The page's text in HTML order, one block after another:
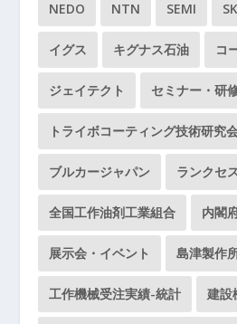
NEDO NTN SEMI
イグス キグナス石油 コ
ジェイテクト セミナー・研
トライボコーティング技術研究
ブルカージャパン ランクセ
全国工作油剤工業組合 内閣
展示会・イベント 島津製作
工作機械受注実績-統計 建設